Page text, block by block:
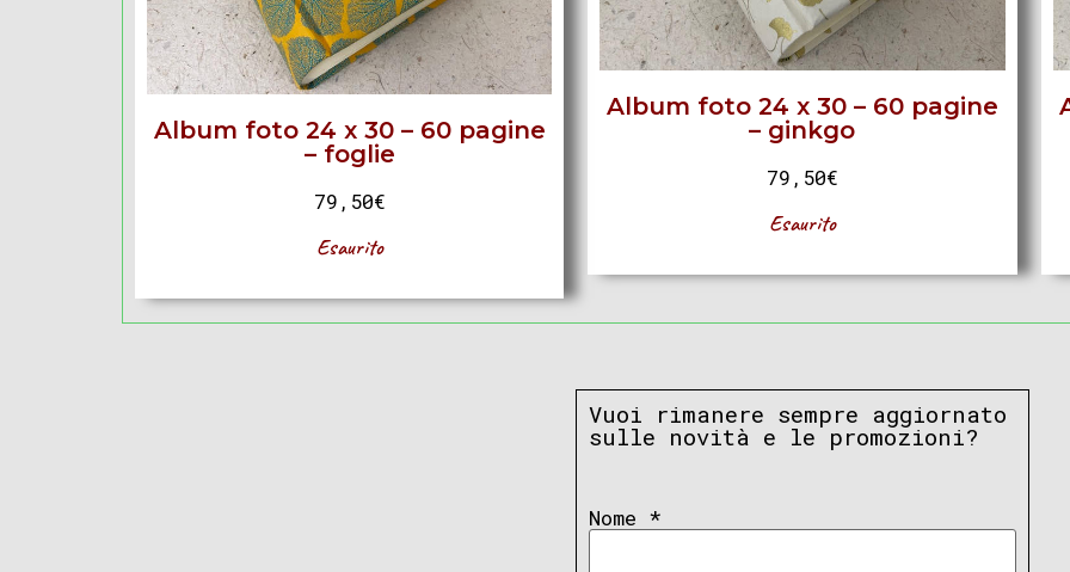
Album foto 24 x 30 – 60 pagine
– ginkgo
79,50€
Esaurito
Album foto 24 x 30 – 60 pagine
– foglie
79,50€
Esaurito
Vuoi rimanere sempre aggiornato
sulle novità e le promozioni?
Nome *